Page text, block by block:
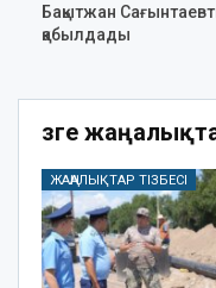
Бақытжан
қабылдады
Өзге
ЖАҢАЛЫҚТАР ТІЗБЕСІ